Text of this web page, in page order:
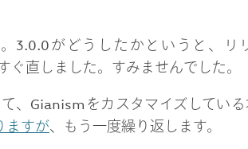
3.0.0がどうしたかというと、リ
ぐ直しました。すみませんでした。
、Gianismをカスタマイズしてい
ますが、もう一度繰り返します。